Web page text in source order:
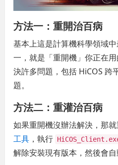
方法一：重開治百病
基本上這是計算機科學領域
一，就是「重開機」你正在
決許多問題，包括 HiCOS 跨
題。
方法二：重灌治百病
如果重開機沒辦法解決，那
工具 ，執行
解除安裝現有版本，然後會自